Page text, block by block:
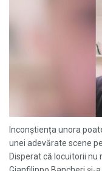
Inconștiența unora
unei adevărate scene
Disperat că locuitorii